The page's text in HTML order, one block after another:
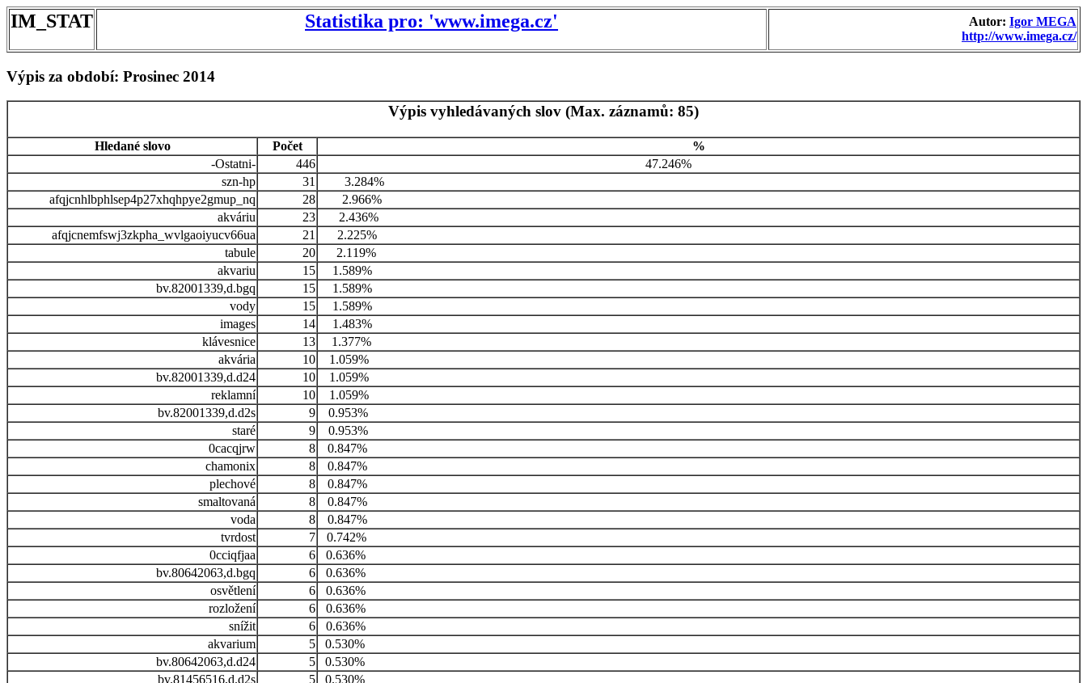
IM_STAT Statistika pro: 'www.imega.cz' Autor: Igor MEGA
http://www.imega.cz/
Výpis za období: Prosinec 2014
Výpis vyhledávaných slov (Max. záznamů: 85)
Hledané slovo Počet
%
-Ostatni-
446
47.246%
szn-hp
31
3.284%
afqjcnhlbphlsep4p27xhqhpye2gmup_nq
28
2.966%
akváriu
23
2.436%
afqjcnemfswj3zkpha_wvlgaoiyucv66ua
21
2.225%
tabule
20
2.119%
akvariu
15
1.589%
bv.82001339,d.bgq
15
1.589%
vody
15
1.589%
images
14
1.483%
klávesnice
13
1.377%
akvária
10
1.059%
bv.82001339,d.d24
10
1.059%
reklamní
10
1.059%
bv.82001339,d.d2s
9
0.953%
staré
9
0.953%
0cacqjrw
8
0.847%
chamonix
8
0.847%
plechové
8
0.847%
smaltovaná
8
0.847%
voda
8
0.847%
tvrdost
7
0.742%
0cciqfjaa
6
0.636%
bv.80642063,d.bgq
6
0.636%
osvětlení
6
0.636%
rozložení
6
0.636%
snížit
6
0.636%
akvarium
5
0.530%
bv.80642063,d.d24
5
0.530%
bv.81456516,d.d2s
5
0.530%